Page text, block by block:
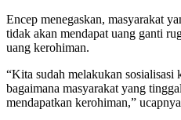
Encep menegaskan, masyarakat
tidak akan mendapat uang ganti
uang kerohiman.
“Kita sudah melakukan sosialisasi
bagaimana masyarakat yang
mendapatkan kerohiman,”